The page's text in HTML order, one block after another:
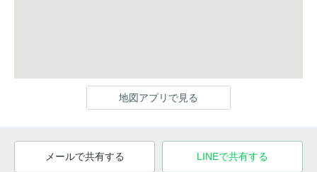
地図アプリで見る
メールで共有する LINEで共有する